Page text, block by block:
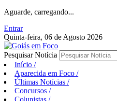
Aguarde, carregando...
Entrar
Quinta-feira, 06 de Agosto 2026
Pesquisar Notícia
Início /
Aparecida em Foco /
Últimas Notícias /
Concursos /
Colunistas /